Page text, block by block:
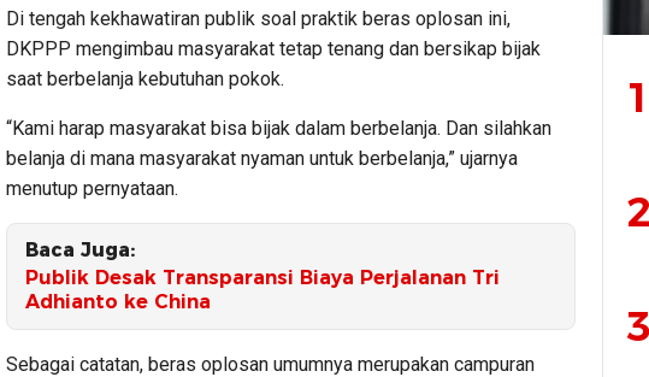
Di tengah kekhawatiran publik soal praktik beras oplosan ini,
DKPPP mengimbau masyarakat tetap tenang dan bersikap bijak
saat berbelanja kebutuhan pokok.
“Kami harap masyarakat bisa bijak dalam berbelanja. Dan silahkan
belanja di mana masyarakat nyaman untuk berbelanja,” ujarnya
menutup pernyataan.
Baca Juga:
Publik Desak Transparansi Biaya Perjalanan Tri
Adhianto ke China
Sebagai catatan, beras oplosan umumnya merupakan campuran
1
2
3